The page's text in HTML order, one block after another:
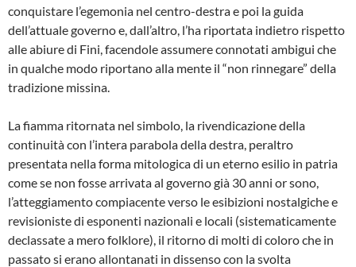
conquistare l’egemonia nel centro-destra e poi la guida
dell’attuale governo e, dall’altro, l’ha riportata indietro rispetto
alle abiure di Fini, facendole assumere connotati ambigui che
in qualche modo riportano alla mente il “non rinnegare” della
tradizione missina.
La fiamma ritornata nel simbolo, la rivendicazione della
continuità con l’intera parabola della destra, peraltro
presentata nella forma mitologica di un eterno esilio in patria
come se non fosse arrivata al governo già 30 anni or sono,
l’atteggiamento compiacente verso le esibizioni nostalgiche e
revisioniste di esponenti nazionali e locali (sistematicamente
declassate a mero folklore), il ritorno di molti di coloro che in
passato si erano allontanati in dissenso con la svolta